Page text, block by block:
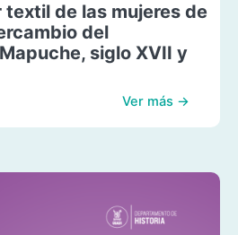
textil de las mujeres de
del
siglo XVII y
Ver más →